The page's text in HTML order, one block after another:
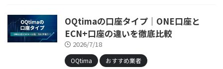
OQtimaの口座タイプ｜ONE口座と
ECN+口座の違いを徹底比較
2026/7/18
OQtima おすすめ業者